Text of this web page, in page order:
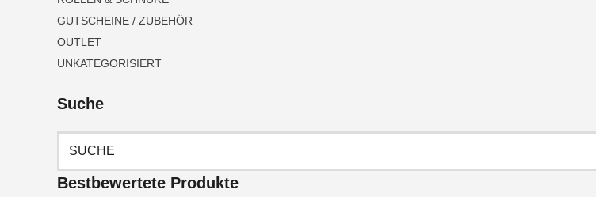
GUTSCHEINE / ZUBEHÖR
OUTLET
UNKATEGORISIERT
Suche
nach:
Bestbewertete Produkte